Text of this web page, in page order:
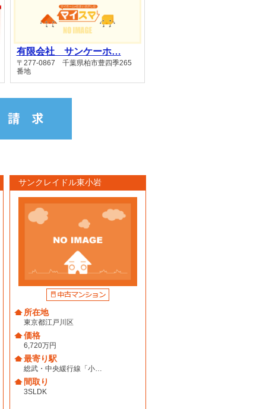
有限会社 サンケーホ…
〒277-0867 千葉県柏市豊四季265
番地
サンクレイドル東小岩
所在地
東京都江戸川区
価格
6,720万円
最寄り駅
総武・中央緩行線「小…
間取り
3SLDK